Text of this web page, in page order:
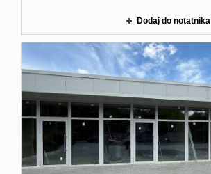
Dodaj do notatnika